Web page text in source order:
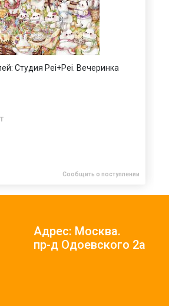
Студия Pei+Pei. Вечеринка
Сообщить о поступлении
Адрес: Москва.
пр-д Одоевского 2а